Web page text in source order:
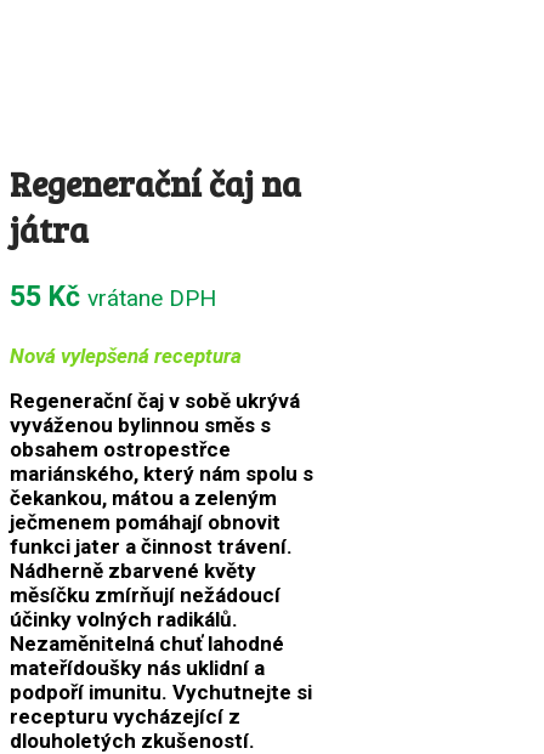
Regenerační čaj na
játra
55 Kč vrátane DPH
Nová vylepšená receptura
Regenerační čaj v sobě ukrývá
vyváženou bylinnou směs s
obsahem ostropestřce
mariánského, který nám spolu s
čekankou, mátou a zeleným
ječmenem pomáhají obnovit
funkci jater a činnost trávení.
Nádherně zbarvené květy
měsíčku zmírňují nežádoucí
účinky volných radikálů.
Nezaměnitelná chuť lahodné
mateřídoušky nás uklidní a
podpoří imunitu. Vychutnejte si
recepturu vycházející z
dlouholetých zkušeností.